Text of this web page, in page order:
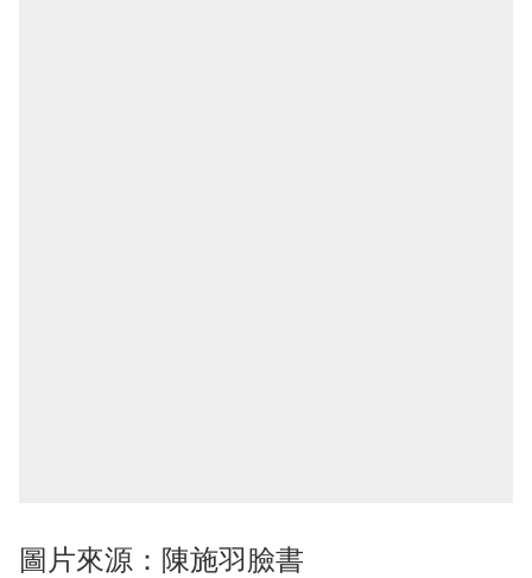
圖片來源：陳施羽臉書